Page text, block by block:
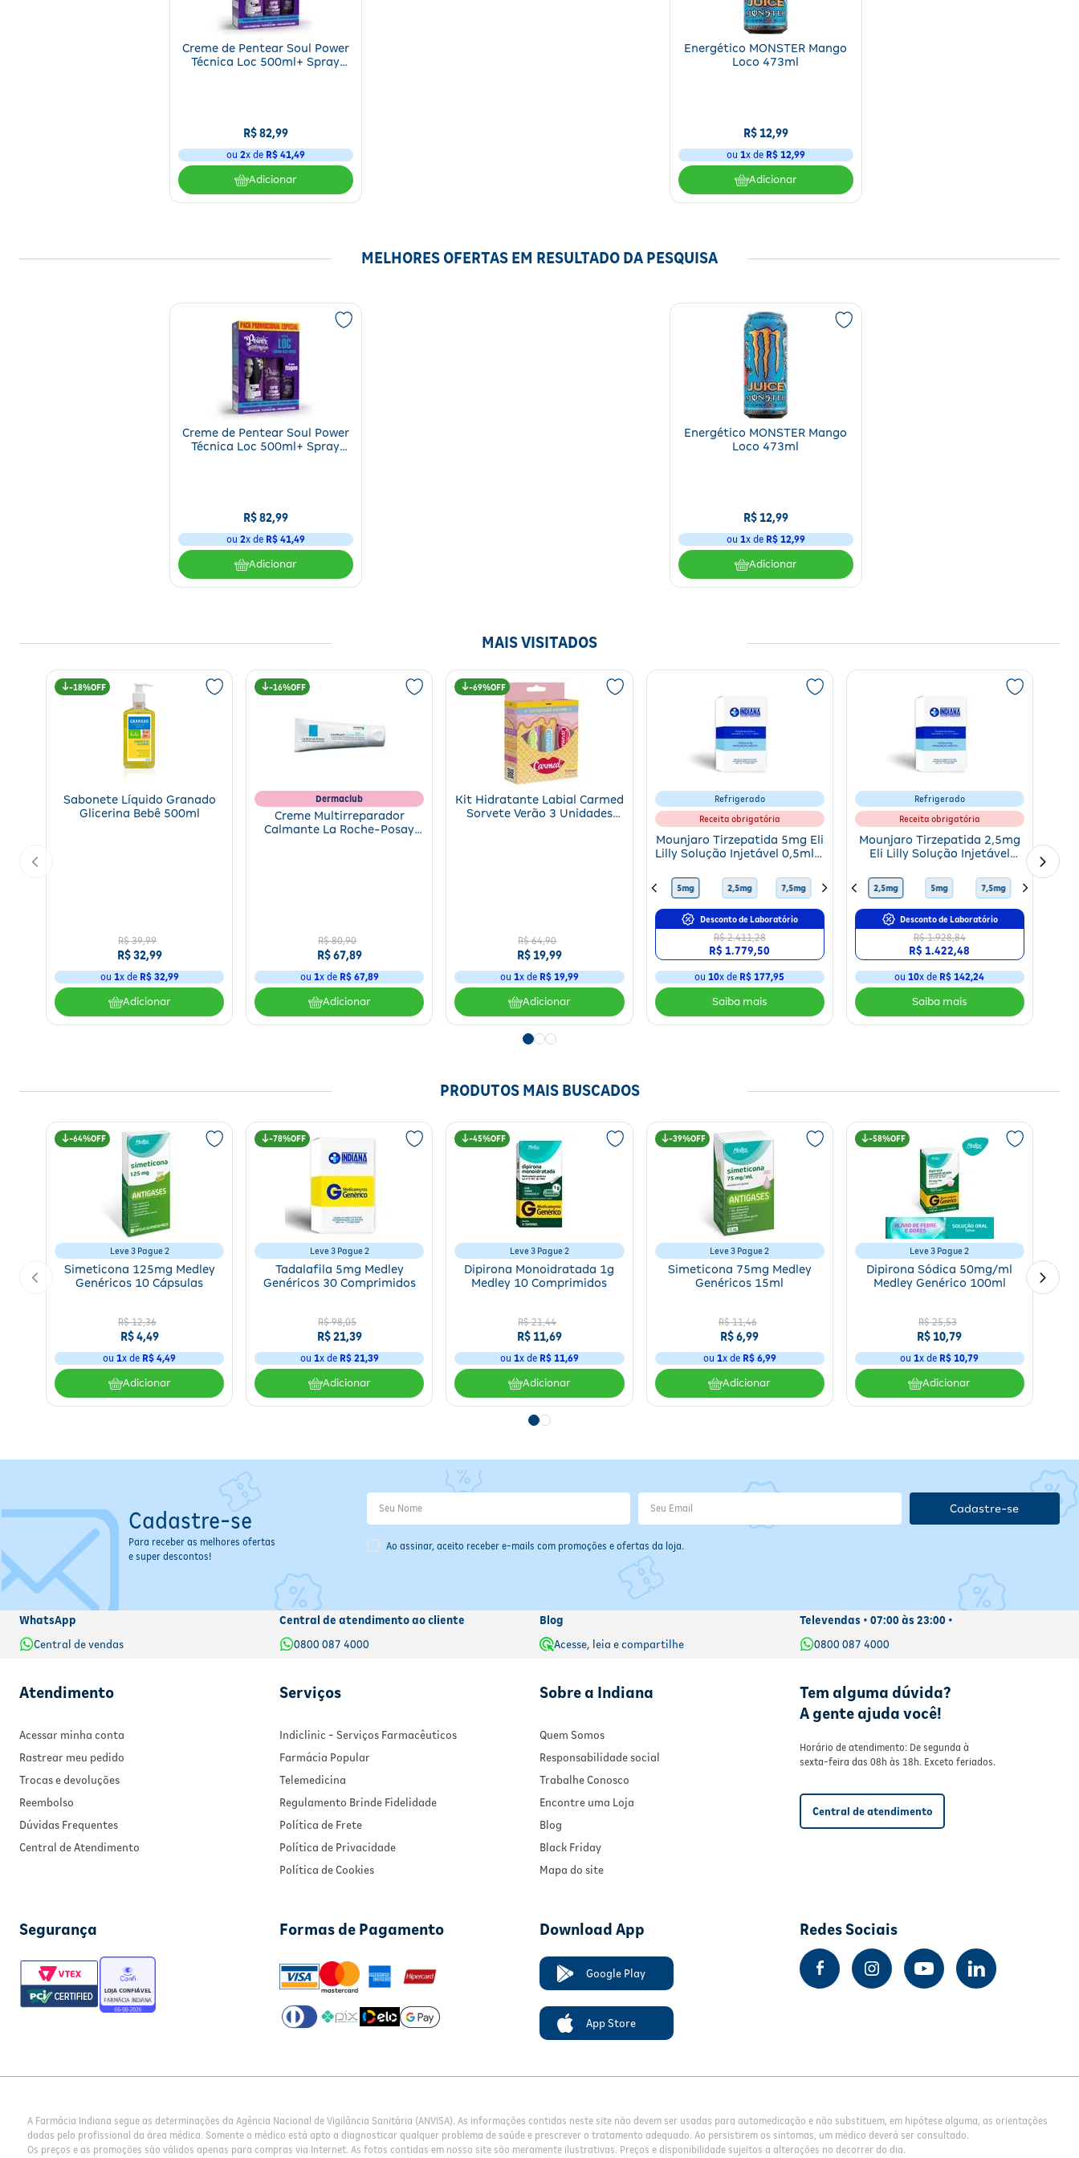
Creme de Pentear Soul Power
Técnica Loc 500ml+ Spray
R$ 82,99
ou 2x de R$ 41,49
Adicionar
Energético MONSTER Mango
Loco 473ml
R$ 12,99
ou 1x de R$ 12,99
Adicionar
MELHORES OFERTAS EM RESULTADO DA PESQUISA
Creme de Pentear Soul Power
Técnica Loc 500ml+ Spray
R$ 82,99
ou 2x de R$ 41,49
Adicionar
Energético MONSTER Mango
Loco 473ml
R$ 12,99
ou 1x de R$ 12,99
Adicionar
MAIS VISITADOS
18%
Sabonete Líquido Granado
Glicerina Bebê 500ml
R$ 39,99
R$ 32,99
ou 1x de R$ 32,99
Adicionar
16%
Dermaclub
Creme Multirreparador
Calmante La Roche-Posay
R$ 80,90
R$67,89
ou 1x de R$ 67,89
Adicionar
69%
Kit Hidratante Labial Carmed
Sorvete Verão 3 Unidades
R$ 64,90
R$19,99
ou 1x de R$ 19,99
Adicionar
Refrigerado
Receita obrigatória
Mounjaro Tirzepatida 5mg Eli
Lilly Solução Injetável 0,5ml +
5mg 2,5mg 7,5mg 10mg 15mg 12,5mg 5mg
Desconto de Laboratório
R$ 2.411,28
R$ 1.779,50
ou 10x de R$ 177,95
Refrigerado
Receita obrigatória
Mounjaro Tirzepatida 2,5mg
Eli Lilly Solução Injetável
Aplicadoras
10mg 15mg 12,5mg 2,5mg 5mg 7,5mg
Desconto de Laboratório
R$ 1.928,84
R$ 1.422,48
ou 10x de R$ 142,24
PRODUTOS MAIS BUSCADOS
64%
Leve 3 Pague 2
Simeticona 125mg Medley
Genéricos 10 Cápsulas
R$ 12,36
R$ 4,49
ou1x de R$ 4,49
Adicionar
78%
Leve 3 Pague 2
Tadalafila 5mg Medley
Genéricos 30 Comprimidos
R$ 98,05
R$21,39
ou 1x de R$ 21,39
Adicionar
45%
Leve 3 Pague 2
Dipirona Monoidratada 1g
Medley 10 Comprimidos
R$ 21,44
R$11,69
ou 1x de R$ 11,69
Adicionar
39%
Leve 3 Pague 2
Simeticona 75mg Medley
Genéricos 15ml
R$ 11,46
R$6,99
ou 1x de R$ 6,99
Adicionar
58%
Leve 3 Pague 2
Dipirona Sódica 50mg/ml
Medley Genérico 100ml
R$ 25,53
R$10,79
ou1x de R$ 10,79
Adicionar
Cadastre-se
Para receber as melhores ofertas
e super descontos!
Ao assinar, aceito receber e-mails com promoções e ofertas da loja.
Cadastre-se
WhatsApp
Central de vendas
Central de atendimento ao cliente
0800 087 4000
Blog
Acesse, leia e compartilhe
Televendas • 07:00 às 23:00 •
0800 087 4000
Atendimento
Acessar minha conta
Rastrear meu pedido
Trocas e devoluções
Reembolso
Dúvidas Frequentes
Central de Atendimento
Serviços
Indiclinic - Serviços Farmacêuticos
Farmácia Popular
Telemedicina
Regulamento Brinde Fidelidade
Política de Frete
Política de Privacidade
Política de Cookies
Sobre a Indiana
Quem Somos
Responsabilidade social
Trabalhe Conosco
Encontre uma Loja
Blog
Black Friday
Mapa do site
Tem alguma dúvida?
A gente ajuda você!
Horário de atendimento: De segunda à
sexta-feira das 08h às 18h. Exceto feriados.
Central de atendimento
Segurança Formas de Pagamento Download App
Google Play
App Store
Redes Sociais
A Farmácia Indiana segue as determinações da Agência Nacional de Vigilância Sanitária (ANVISA). As informações contidas neste site não devem ser usadas para automedicação e não substituem, em hipótese alguma, as orientações
dadas pelo profissional da área médica. Somente o médico está apto a diagnosticar qualquer problema de saúde e prescrever o tratamento adequado. Ao persistirem os sintomas, um médico deverá ser consultado.
Os preços e as promoções são válidos apenas para compras via Internet. As fotos contidas em nosso site são meramente ilustrativas. Preços e disponibilidade sujeitos a alterações no decorrer do dia.